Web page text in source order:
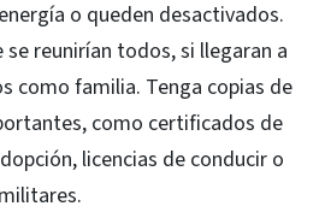
o queden desactivados.
reunirían todos, si llegaran a
como familia. Tenga copias de
como certificados de
licencias de conducir o